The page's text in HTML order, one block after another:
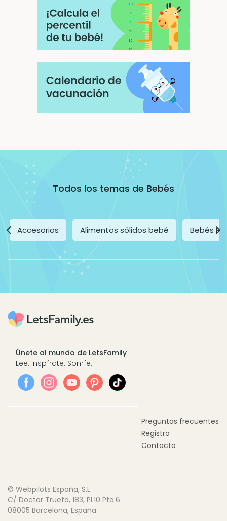
Todos los temas de Bebés
Accesorios Alimentos sólidos bebé Bebés
Únete al mundo de LetsFamily
Lee. Inspírate. Sonríe.
Preguntas frecuentes
Registro
Contacto
© Webpilots España, S.L.
C/ Doctor Trueta, 183, Pl.10 Pta.6
08005 Barcelona, España